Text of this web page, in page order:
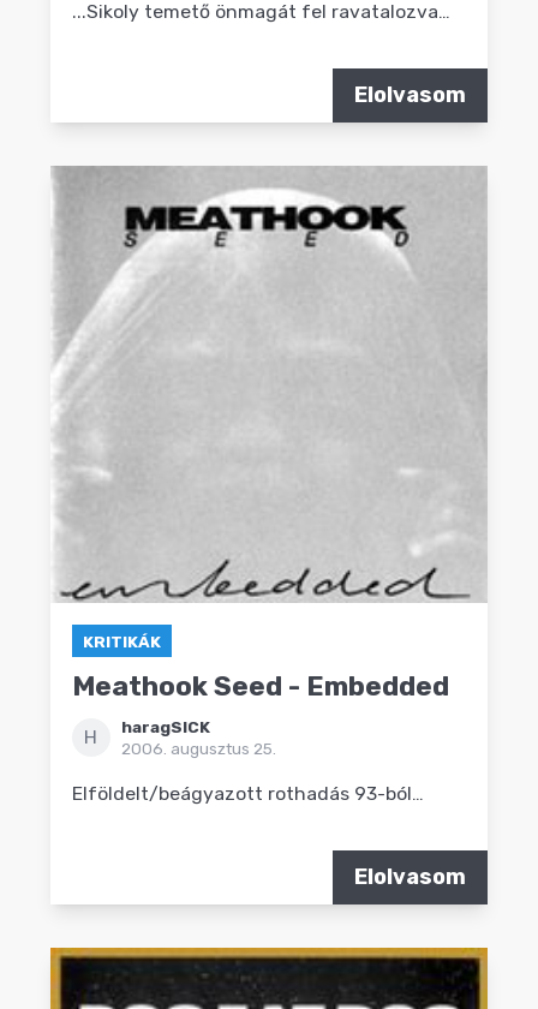
...Sikoly temető önmagát fel ravatalozva…
Elolvasom
KRITIKÁK
Meathook Seed - Embedded
H
haragSICK
2006. augusztus 25.
Elföldelt/beágyazott rothadás 93-ból…
Elolvasom